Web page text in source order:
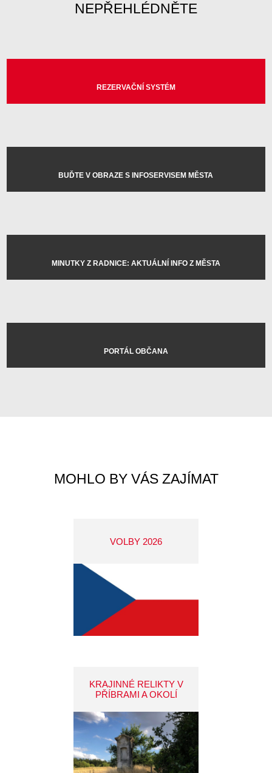
NEPŘEHLÉDNĚTE
REZERVAČNÍ SYSTÉM
BUĎTE V OBRAZE S INFOSERVISEM MĚSTA
MINUTKY Z RADNICE: AKTUÁLNÍ INFO Z MĚSTA
PORTÁL OBČANA
MOHLO BY VÁS ZAJÍMAT
VOLBY 2026
KRAJINNÉ RELIKTY V
PŘÍBRAMI A OKOLÍ